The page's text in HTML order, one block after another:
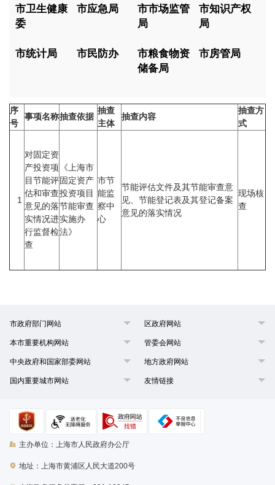
市卫生健康
委
市应急局
市市场监管
局
市知识产权
局
市统计局 市民防办
市粮食物资
储备局
市房管局
序
号
事项名称抽查依据
抽查
主体
抽查内容
抽查方
式
1
对固定资
产投资项
目节能评
估和审查
意见的落
实情况进
行监督检
查
《上海市
固定资产
投资项目
节能审查
实施办
法》
市节
能监
察中
心
节能评估文件及其节能审查意
见、节能登记表及其登记备案
意见的落实情况
现场核
查
市政府部门网站 区政府网站
本市重要机构网站 管委会网站
中央政府和国家部委网站 地方政府网站
国内重要城市网站 友情链接
主办单位：上海市人民政府办公厅
地址：上海市黄浦区人民大道200号